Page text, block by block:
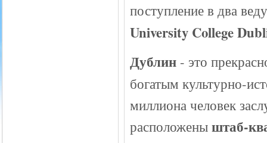
поступление в два
University College
Дублин - это
богатым культурно-
миллиона человек
расположены штаб-